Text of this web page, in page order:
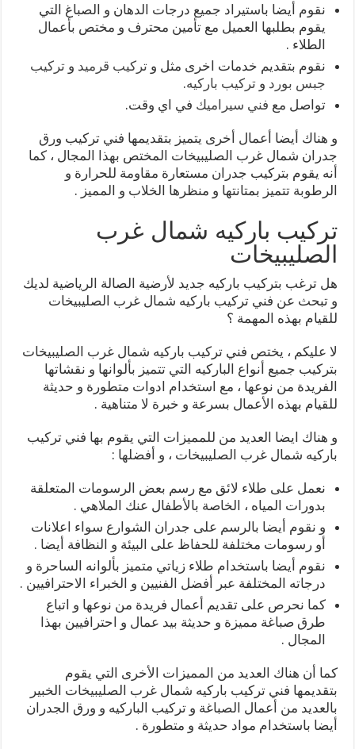
نقوم أيضا باستيراد جميع درجات الدهان و الصباغ التي
يقوم بطلبها العميل مع تأمين محترف و مختص بأعمال
الطلاء .
نقوم بتقديم خدمات اخرى مثل وتركيب قرميد وتركيب
جبس بورد وتركيب باركيه.
تواصل مع فني سيراميك في اي وقت.
و هناك أيضا أعمال أخرى يتميز بتقديمها فني تركيب ورق
جدران شمال غرب الصليبيخات المختص بهذا المجال ، كما
أنه يقوم بتركيب جدران مستعارة مقاومة للحرارة و
الرطوبة تتميز بمتانتها و منظرها الخلاب و المميز .
تركيب باركيه شمال غرب
الصليبيخات
هل ترغب بتركيب باركيه جديد لأرضية الصالة الرياضية لديك
و تبحث عن فني تركيب باركيه شمال غرب الصليبيخات
للقيام بهذه المهمة ؟
لا عليكم ، يختص فني تركيب باركيه شمال غرب الصليبيخات
بتركيب جميع أنواع الباركيه التي تتميز بألوانها و نقشاتها
الفريدة من نوعها ، مع استخدام ادوات متطورة و حديثة
للقيام بهذه الأعمال بسرعة و خبرة لا متناهية .
و هناك ايضا العديد من للمميزات التي يقوم بها فني تركيب
باركيه شمال غرب الصليبيخات ، و أفضلها :
نعمل على طلاء لائق مع رسم بعض الرسومات المتعلقة
بدورات المياه ، الخاصة بالأطفال عنك الملاهي .
و نقوم أيضا بالرسم على جدران الشوارع سواء اعلانات
أو رسومات مختلفة للحفاظ على البيئة و النظافة أيضا .
نقوم أيضا باستخدام طلاء زياتي متميز بألوانه الساحرة و
درجاته المختلفة عبر أفضل الفنيين و الخبراء الاحترافيين .
كما نحرص على تقديم أعمال فريدة من نوعها و اتباع
طرق صباغة مميزة و حديثة بيد عمال و احترافيين بهذا
المجال .
كما أن هناك العديد من المميزات الأخرى التي يقوم
بتقديمها فني تركيب باركيه شمال غرب الصليبيخات الخبير
بالعديد من أعمال الصباغة و تركيب الباركيه و ورق الجدران
أيضا باستخدام مواد حديثة و متطورة .